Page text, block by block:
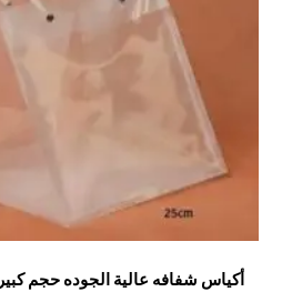
أكياس شفافه عالية الجوده حجم كبير